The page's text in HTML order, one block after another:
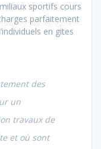
sportifs cours
parfaitement
en gites
des
un
travaux de
et où sont